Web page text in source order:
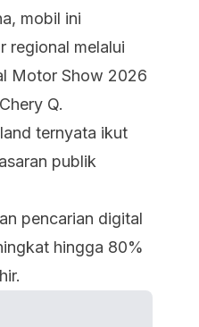
mobil ini
regional melalui
Motor Show 2026
Q.
ternyata ikut
publik
pencarian digital
hingga 80%